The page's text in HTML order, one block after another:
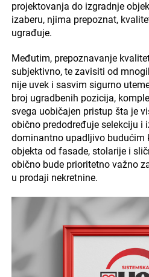
projektovanja do izgradnje
izaberu, njima prepoznat,
ugrađuje.
Međutim, prepoznavanje
subjektivno, te zavisiti od
nije uvek i sasvim sigurno
broj ugradbenih pozicija,
svega uobičajen pristup šta je
obično predodređuje selekciju i
dominantno upadljivo budućim
objekta od fasade, stolarije i
obično bude prioritetno važno
u prodaji nekretnine.